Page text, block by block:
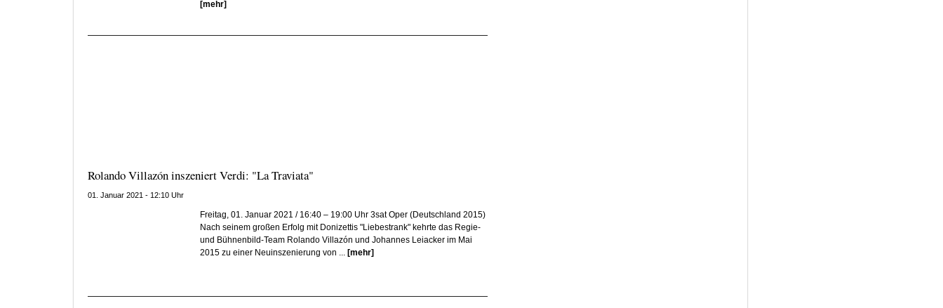
[mehr]
Rolando Villazón inszeniert Verdi: "La Traviata"
01. Januar 2021 - 12:10 Uhr
Freitag, 01. Januar 2021 / 16:40 – 19:00 Uhr 3sat Oper (Deutschland 2015)
Nach seinem großen Erfolg mit Donizettis "Liebestrank" kehrte das Regie-
und Bühnenbild-Team Rolando Villazón und Johannes Leiacker im Mai
2015 zu einer Neuinszenierung von ... [mehr]